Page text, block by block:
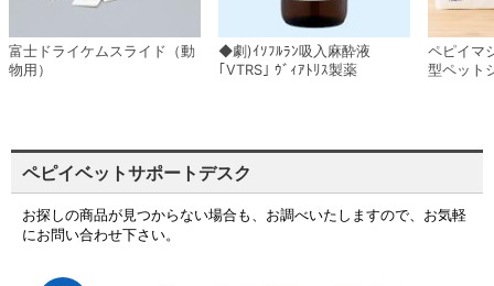
富士ドライケムスライド（動
物用）
◆劇)ｲｿﾌﾙﾗﾝ吸入麻酔液
｢VTRS｣ ｳﾞｨｱﾄﾘｽ製薬
ペピイマ
型ペット
ペピイベットサポートデスク
お探しの商品が見つからない場合も、お調べいたしますので、お気軽
にお問い合わせ下さい。